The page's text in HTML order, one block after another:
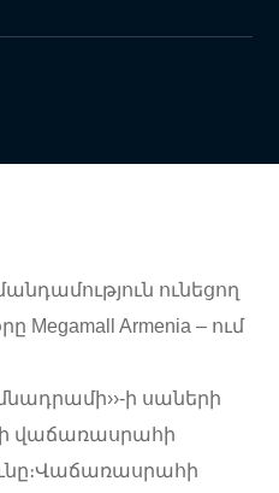
ունեցող
Megamall Armenia – ում
ի սաների
վաճառասրահի